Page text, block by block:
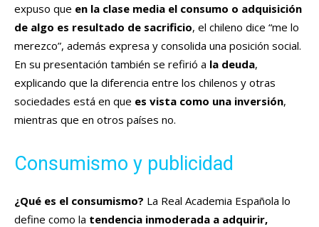
expuso que en la clase media el consumo o adquisición
de algo es resultado de sacrificio, el chileno dice “me lo
merezco”, además expresa y consolida una posición social.
En su presentación también se refirió a la deuda,
explicando que la diferencia entre los chilenos y otras
sociedades está en que es vista como una inversión,
mientras que en otros países no.
Consumismo y publicidad
¿Qué es el consumismo? La Real Academia Española lo
define como la tendencia inmoderada a adquirir,